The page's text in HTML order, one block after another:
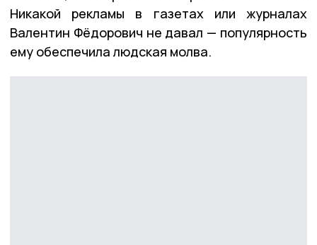
Никакой рекламы в газетах или журналах
Валентин Фёдорович не давал — популярность
ему обеспечила людская молва.